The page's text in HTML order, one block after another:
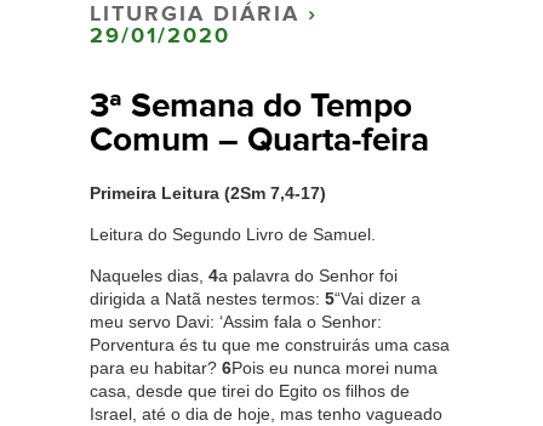
LITURGIA DIÁRIA ›
29/01/2020
3ª Semana do Tempo
Comum – Quarta-feira
Primeira Leitura (2Sm 7,4-17)
Leitura do Segundo Livro de Samuel.
Naqueles dias, 4a palavra do Senhor foi
dirigida a Natã nestes termos: 5“Vai dizer a
meu servo Davi: ‘Assim fala o Senhor:
Porventura és tu que me construirás uma casa
para eu habitar? 6Pois eu nunca morei numa
casa, desde que tirei do Egito os filhos de
Israel, até o dia de hoje, mas tenho vagueado